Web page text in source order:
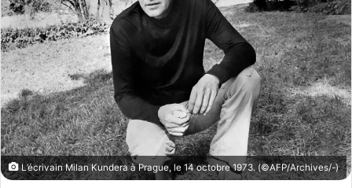
o r
u
u
r
e
L’écrivain Milan Kundera à Prague, le 14 octobre 1973. (©AFP/Archives/-)